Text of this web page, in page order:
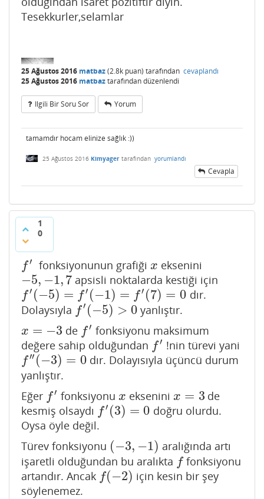
Tesekkurler,selamlar
25 Ağustos 2016 matbaz(2.8k puan) tarafından cevaplandı
25 Ağustos 2016 matbaztarafındandüzenlendi
Ilgili Bir Soru Sor Yorum
tamamdır hocam elinize sağlık :))
25 Ağustos 2016 Kimyager tarafından yorumlandı
Cevapla
1
0
f′
f′ fonksiyonunun grafiğix
x eksenini
−5, −1,7
−5,− 1,7 apsisli noktalarda kestiği için
f′ (−5) = f′ (−1) = f′ (7) = 0
f′(−5)=f′( −1) =f′(7 )=0
dır.
Dolaysıyla f′ (−5) > 0
f′(−5)>0 yanlıştır.
x = −3
x= −3 de f′
f′
fonksiyonu maksimum
değere sahip olduğundan f′
f′ !nin türevi yani
f′′ (−3) = 0
f″(−3)=0
dır. Dolayısıyla üçüncü durum
yanlıştır.
Eğer f′
f′ fonksiyonux
x ekseninix = 3
x= 3
de
kesmiş olsaydı f′ (3) = 0
f′(3)=0
doğru olurdu.
Oysa öyle değil.
Türev fonksiyonu (−3, −1)
(−3,−1 )
aralığında artı
işaretli olduğundan bu aralıkta f
f fonksiyonu
artandır. Ancak f(−2)
f(− 2)
için kesin bir şey
söylenemez.